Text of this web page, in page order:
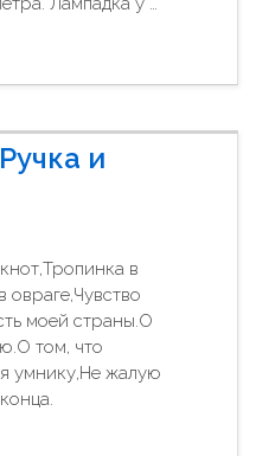
и
в
овраге,Чувство
моей страны.О
том, что
умнику,Не жалую